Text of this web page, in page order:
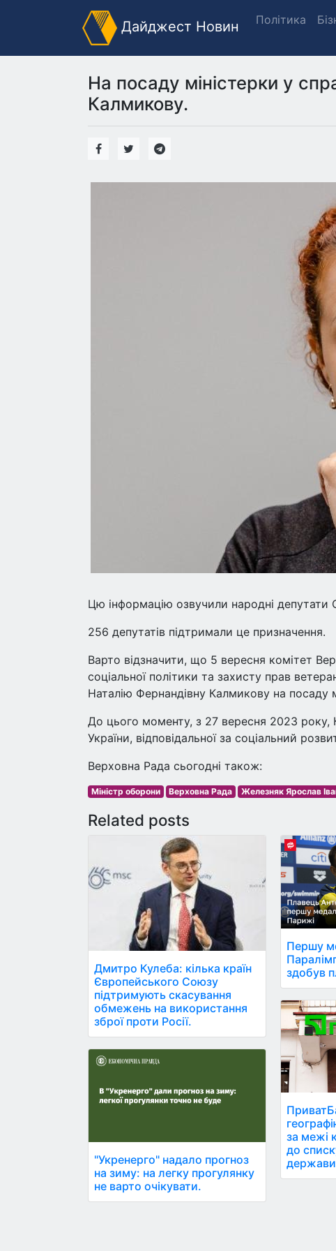
Дайджест Новин Політика
На посаду міністерки у
Калмикову.
Цю інформацію озвучили народні депутати
256 депутатів підтримали це призначення.
Варто відзначити, що 5 вересня комітет
соціальної політики та захисту прав
Наталію Фернандівну Калмикову на посаду
До цього моменту, з 27 вересня 2023 року,
України, відповідальної за соціальний
Верховна Рада сьогодні також:
Міністр оборони Верховна Рада Железняк Ярослав
Related posts
Дмитро Кулеба: кілька країн
Європейського Союзу
підтримують скасування
обмежень на використання
зброї проти Росії.
"Укренерго" надало прогноз
на зиму: на легку прогулянку
не варто очікувати.
Першу
здобув
за межі
до